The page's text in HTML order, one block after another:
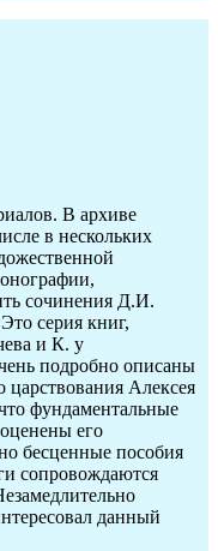
В архиве
в нескольких
сочинения Д.И.
серия книг,
и К. у
подробно описаны
царствования Алексея
фундаментальные
его
бесценные пособия
сопровождаются
данный